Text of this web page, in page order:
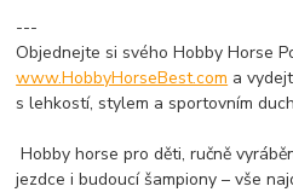
---
Objednejte si svého Hobby Horse
www.HobbyHorseBest.com a
s lehkostí, stylem a sportovním
Hobby horse pro děti, ručně
jezdce i budoucí šampiony – vše